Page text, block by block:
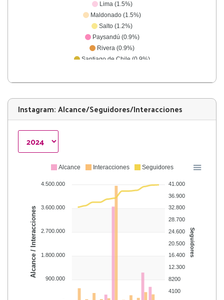
Lima (1.5%)
Maldonado (1.5%)
Salto (1.2%)
Paysandú (0.9%)
Rivera (0.9%)
Santiago de Chile (0.9%)
Las Piedras (0.6%)
Instagram: Alcance/Seguidores/Interacciones
Alcance Interacciones Seguidores
4.500.000
3.600.000
2.700.000
1.800.000
900.000
Alcance / Interacciones
41.000
36.900
32.800
28.700
24.600
20.500
16.400
12.300
8200
4100
Seguidores